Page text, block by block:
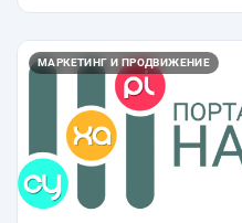
МАРКЕТИНГ И ПРОДВИЖЕНИЕ